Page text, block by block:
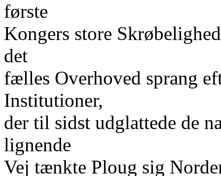
første
Kongers store
det
fælles Overhoved sprang
Institutioner,
der til sidst udglattede de
lignende
Vej tænkte Ploug sig